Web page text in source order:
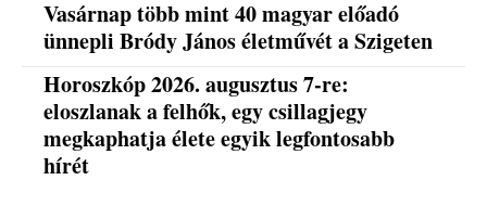
Vasárnap több mint 40 magyar előadó
ünnepli Bródy János életművét a Szigeten
Horoszkóp 2026. augusztus 7-re:
eloszlanak a felhők, egy csillagjegy
megkaphatja élete egyik legfontosabb
hírét